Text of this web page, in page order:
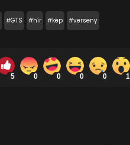
#GTS #hír #kép #verseny
5 0 0 0 0 1